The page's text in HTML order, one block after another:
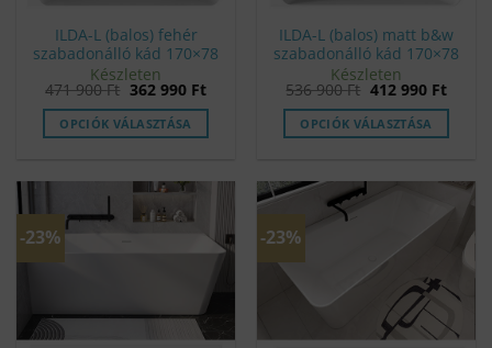
ILDA-L (balos) fehér
szabadonálló kád 170×78
Készleten
471 900Ft Original
price
was:
471
900 Ft.
362 990 FtCurrent
price
is:
362
990 Ft.
OPCIÓK VÁLASZTÁSA
ILDA-L (balos) matt b&w
szabadonálló kád 170×78
Készleten
536 900Ft Original
price
was:
536
900 Ft.
412 990 Ft
price
is:
412
990
OPCIÓK VÁLASZTÁSA
-23% -23%